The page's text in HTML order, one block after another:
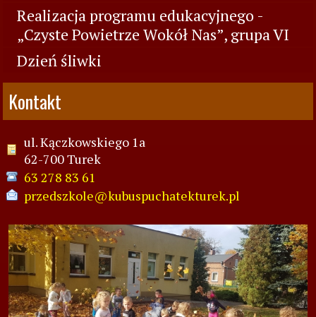
Realizacja programu edukacyjnego -
„Czyste Powietrze Wokół Nas”, grupa VI
Dzień śliwki
Kontakt
ul. Kączkowskiego 1a
62-700 Turek
63 278 83 61
przedszkole@kubuspuchatekturek.pl